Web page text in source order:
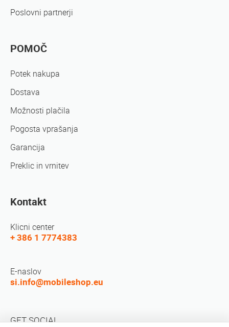
Poslovni partnerji
POMOČ
Potek nakupa
Dostava
Možnosti plačila
Pogosta vprašanja
Garancija
Preklic in vrnitev
Kontakt
Klicni center
+ 386 1 7774383
E-naslov
si.info@mobileshop.eu
GET SOCIAL